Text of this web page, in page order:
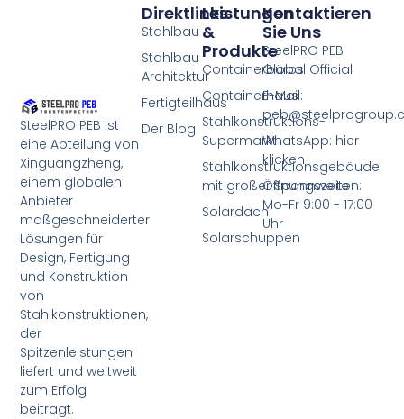
SteelPRO PEB ist
eine Abteilung von
Xinguangzheng,
einem globalen
Anbieter
maßgeschneiderter
Lösungen für
Design, Fertigung
und Konstruktion
von
Stahlkonstruktionen,
der
Spitzenleistungen
liefert und weltweit
zum Erfolg
beiträgt.
Leistungen
&
Produkte
Containerbüros
Containerhaus
Stahlkonstruktions-
Supermarkt
Stahlkonstruktionsgebäude
mit großer Spannweite
Solardach
Solarschuppen
Direktlinks
Stahlbau
Stahlbau
Architektur
Fertigteilhaus
Der Blog
Kontaktieren
Sie Uns
SteelPRO PEB
Global Official
E-Mail:
WhatsApp: hier
klicken
Öffnungszeiten:
Mo-Fr 9:00 - 17:00
Uhr